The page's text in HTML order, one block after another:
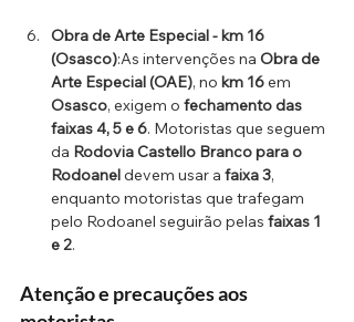
Obra de Arte Especial - km 16
(Osasco):As intervenções na Obra de
Arte Especial (OAE), no km 16 em
Osasco, exigem o fechamento das
faixas 4, 5 e 6. Motoristas que seguem
da Rodovia Castello Branco para o
Rodoanel devem usar a faixa 3,
enquanto motoristas que trafegam
pelo Rodoanel seguirão pelas faixas 1
e 2.
Atenção e precauções aos